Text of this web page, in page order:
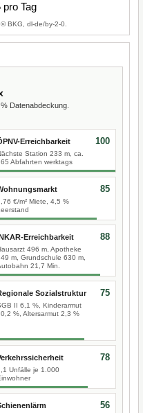
pro Tag
© BKG, dl-de/by-2-0.
Datenabdeckung.
Erreichbarkeit
Station 233 m, ca.
Abfahrten werktags
100
€/m² Miete, 4,5 %
85
Erreichbarkeit
496 m, Apotheke
m, Grundschule 630 m,
21,7 Min.
88
Sozialstruktur
II 6,1 %, Kinderarmut
%, Altersarmut 2,3 %
75
Unfälle je 1.000
78
56